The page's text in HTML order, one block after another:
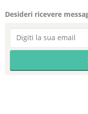
Desideri ricevere